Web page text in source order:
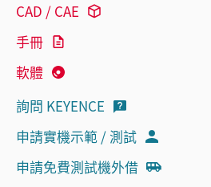
CAD / CAE
手冊
軟體
詢問 KEYENCE
申請實機示範 / 測試
申請免費測試機外借